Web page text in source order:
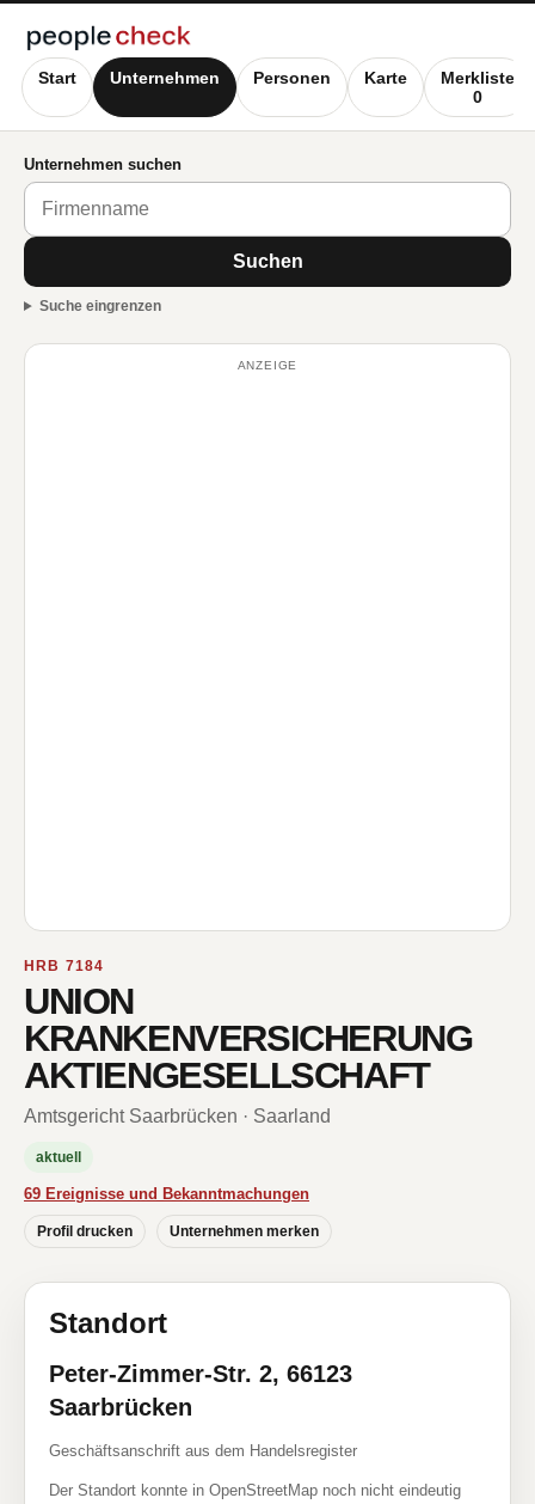
Start Unternehmen Personen Karte
Merkliste
0
Unternehmen suchen
Suchen
Suche eingrenzen
ANZEIGE
HRB 7184
UNION
KRANKENVERSICHERUNG
AKTIENGESELLSCHAFT
Amtsgericht Saarbrücken · Saarland
aktuell
69 Ereignisse und Bekanntmachungen
Profil drucken Unternehmen merken
Standort
Peter-Zimmer-Str. 2, 66123
Saarbrücken
Geschäftsanschrift aus dem Handelsregister
Der Standort konnte in OpenStreetMap noch nicht eindeutig